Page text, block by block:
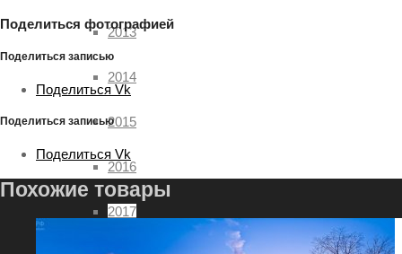
2013
2014
2015
2016
2017
Поделиться фотографией
Поделиться записью
Поделиться Vk
Поделиться записью
Поделиться Vk
Похожие товары